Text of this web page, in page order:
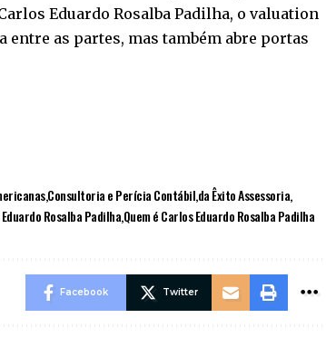
Eduardo Rosalba Padilha, o valuation
entre as partes, mas também abre portas
Consultoria e Perícia Contábilda Êxito Assessoria
Rosalba PadilhaQuem é Carlos Eduardo Rosalba Padilha
Facebook Twitter